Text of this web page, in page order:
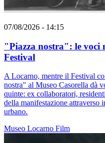
07/08/2026 - 14:15
"Piazza nostra": le voci
Festival
A Locarno, mentre il Festival
nostra" al Museo Casorella dà
quinte: ex collaboratori,
della manifestazione attraverso
urbano.
Museo Locarno Film